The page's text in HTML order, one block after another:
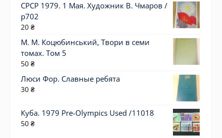
СРСР 1979. 1 Мая. Художник В. Чмаров /
р702
20 ₴
М. М. Коцюбинський, Твори в семи
томах. Том 5
50 ₴
Люси Фор. Славные ребята
30 ₴
Куба. 1979 Pre-Olympics Used /11018
50 ₴